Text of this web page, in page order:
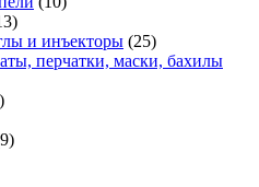
и инъекторы (25)
перчатки, маски, бахилы